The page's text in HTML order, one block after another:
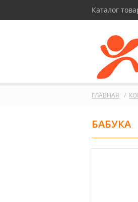
Каталог
ГЛАВНАЯ
БАБУКА